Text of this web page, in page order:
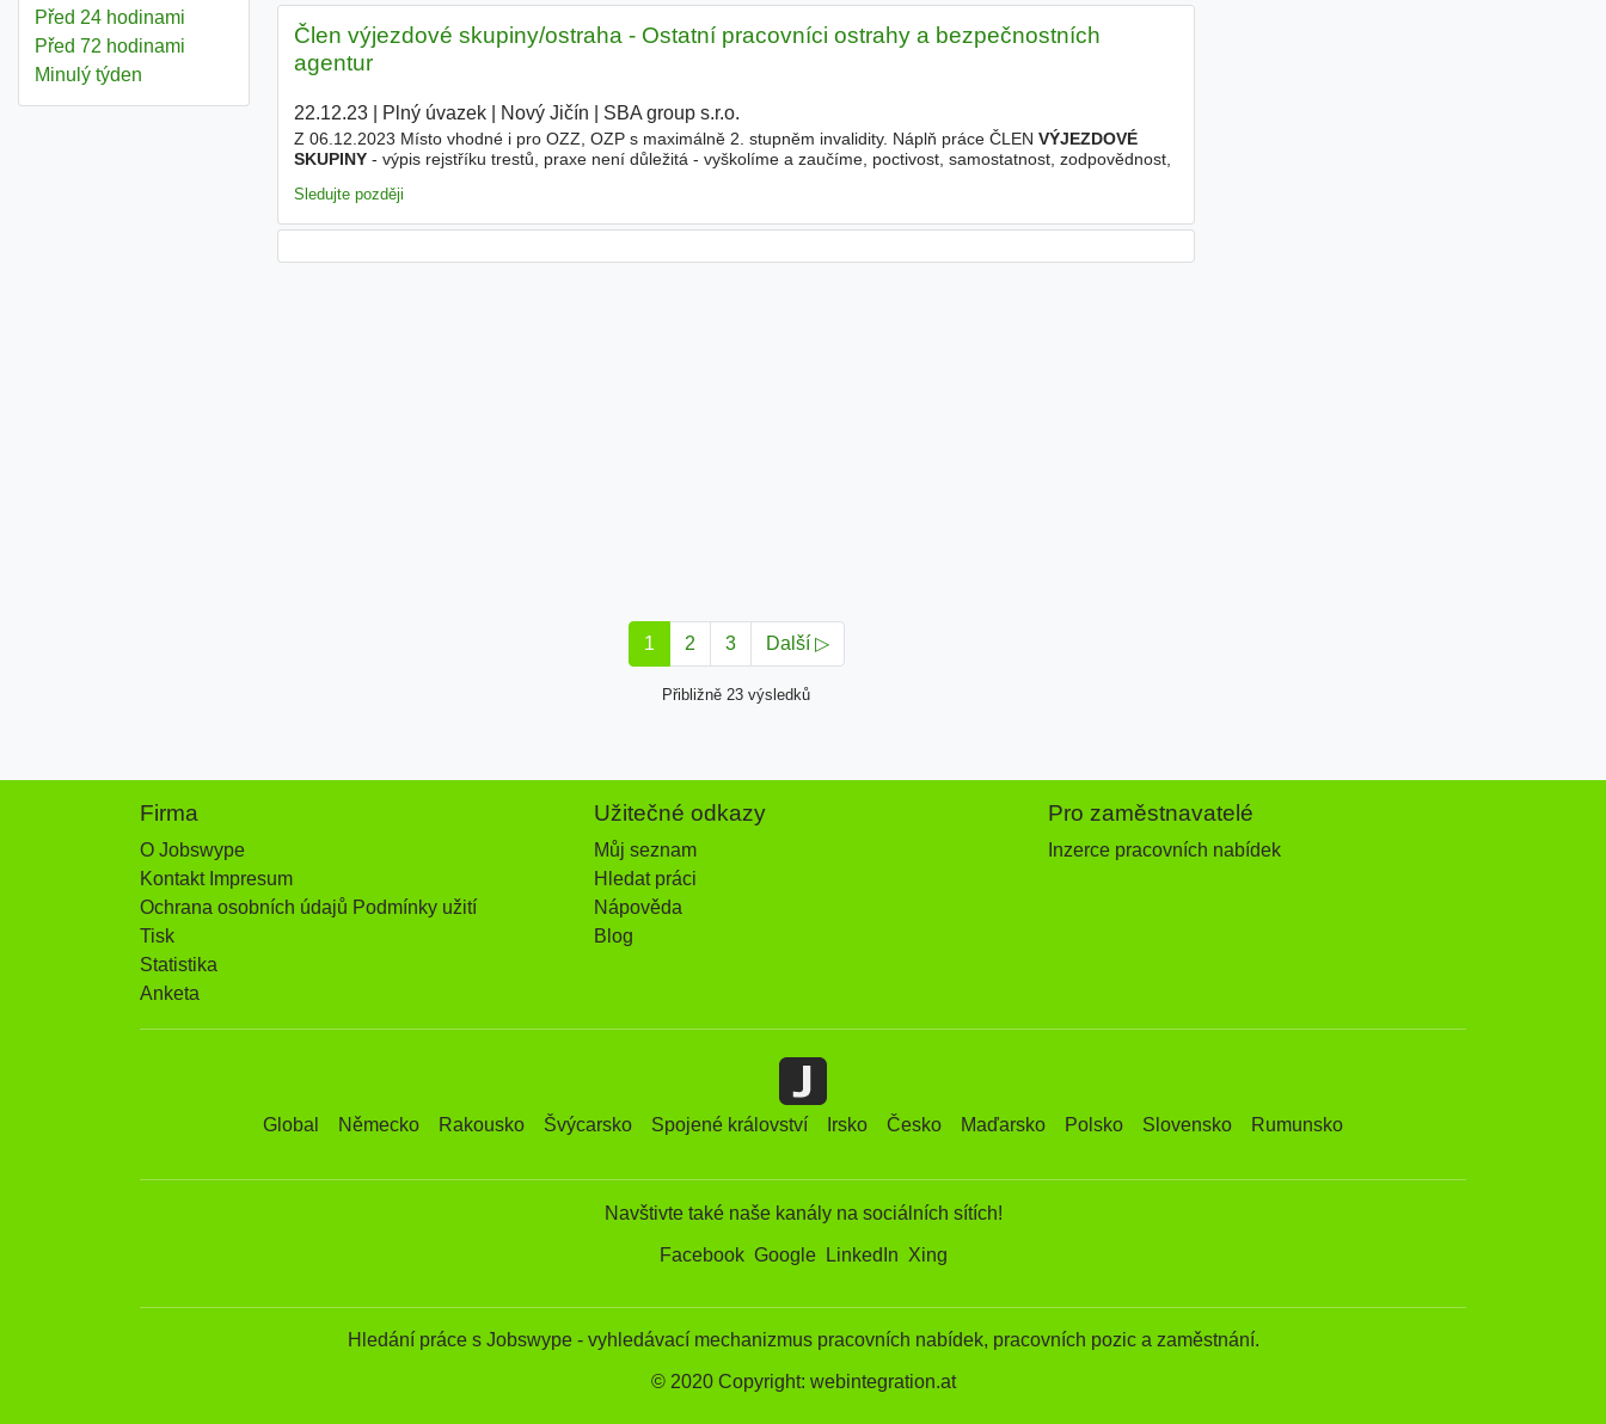
Před 24 hodinami
Před 72 hodinami
Minulý týden
Člen výjezdové skupiny/ostraha - Ostatní pracovníci ostrahy a bezpečnostních
agentur
22.12.23| Plný úvazek| Nový Jičín SBA group s.r.o.
Z 06.12.2023 Místo vhodné i pro OZZ, OZP s maximálně 2. stupněm invalidity. Náplň práce ČLEN VÝJEZDOVÉ
SKUPINY- výpis rejstříku trestů, praxe není důležitá - vyškolíme a zaučíme, poctivost, samostatnost, zodpovědnost,
Sledujte později
1 2 3 Další ▷
Přibližně 23 výsledků
Firma
O Jobswype
Kontakt Impresum
Ochrana osobních údajů Podmínky užití
Tisk
Statistika
Anketa
Užitečné odkazy
Můj seznam
Hledat práci
Nápověda
Blog
Pro zaměstnavatelé
Inzerce pracovních nabídek
Global Německo Rakousko Švýcarsko Spojené království Irsko Česko Maďarsko Polsko Slovensko Rumunsko
Navštivte také naše kanály na sociálních sítích!
Facebook Google LinkedIn Xing
Hledání práce s Jobswype - vyhledávací mechanizmus pracovních nabídek, pracovních pozic a zaměstnání.
© 2020 Copyright: webintegration.at